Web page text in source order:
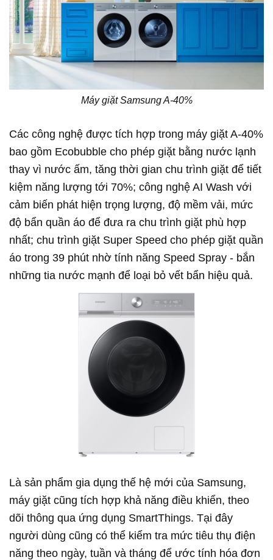
Máy giặt Samsung A-40%
Các công nghệ được tích hợp trong máy giặt A-40%
bao gồm Ecobubble cho phép giặt bằng nước lạnh
thay vì nước ấm, tăng thời gian chu trình giặt để tiết
kiệm năng lượng tới 70%; công nghệ AI Wash với
cảm biến phát hiện trọng lượng, độ mềm vải, mức
độ bẩn quần áo để đưa ra chu trình giặt phù hợp
nhất; chu trình giặt Super Speed cho phép giặt quần
áo trong 39 phút nhờ tính năng Speed Spray - bắn
những tia nước mạnh để loại bỏ vết bẩn hiệu quả.
Là sản phẩm gia dụng thế hệ mới của Samsung,
máy giặt cũng tích hợp khả năng điều khiển, theo
dõi thông qua ứng dụng SmartThings. Tại đây
người dùng cũng có thể kiểm tra mức tiêu thụ điện
năng theo ngày, tuần và tháng để ước tính hóa đơn